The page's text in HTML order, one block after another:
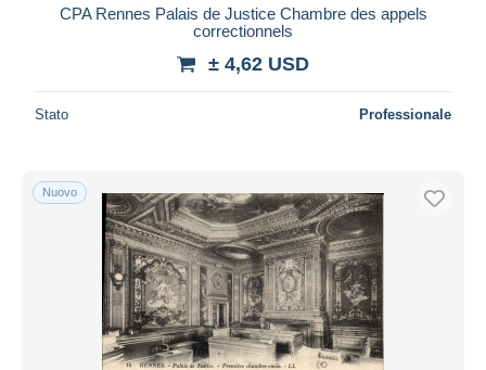
CPA Rennes Palais de Justice Chambre des appels
correctionnels
± 4,62 USD
Stato Professionale
Nuovo